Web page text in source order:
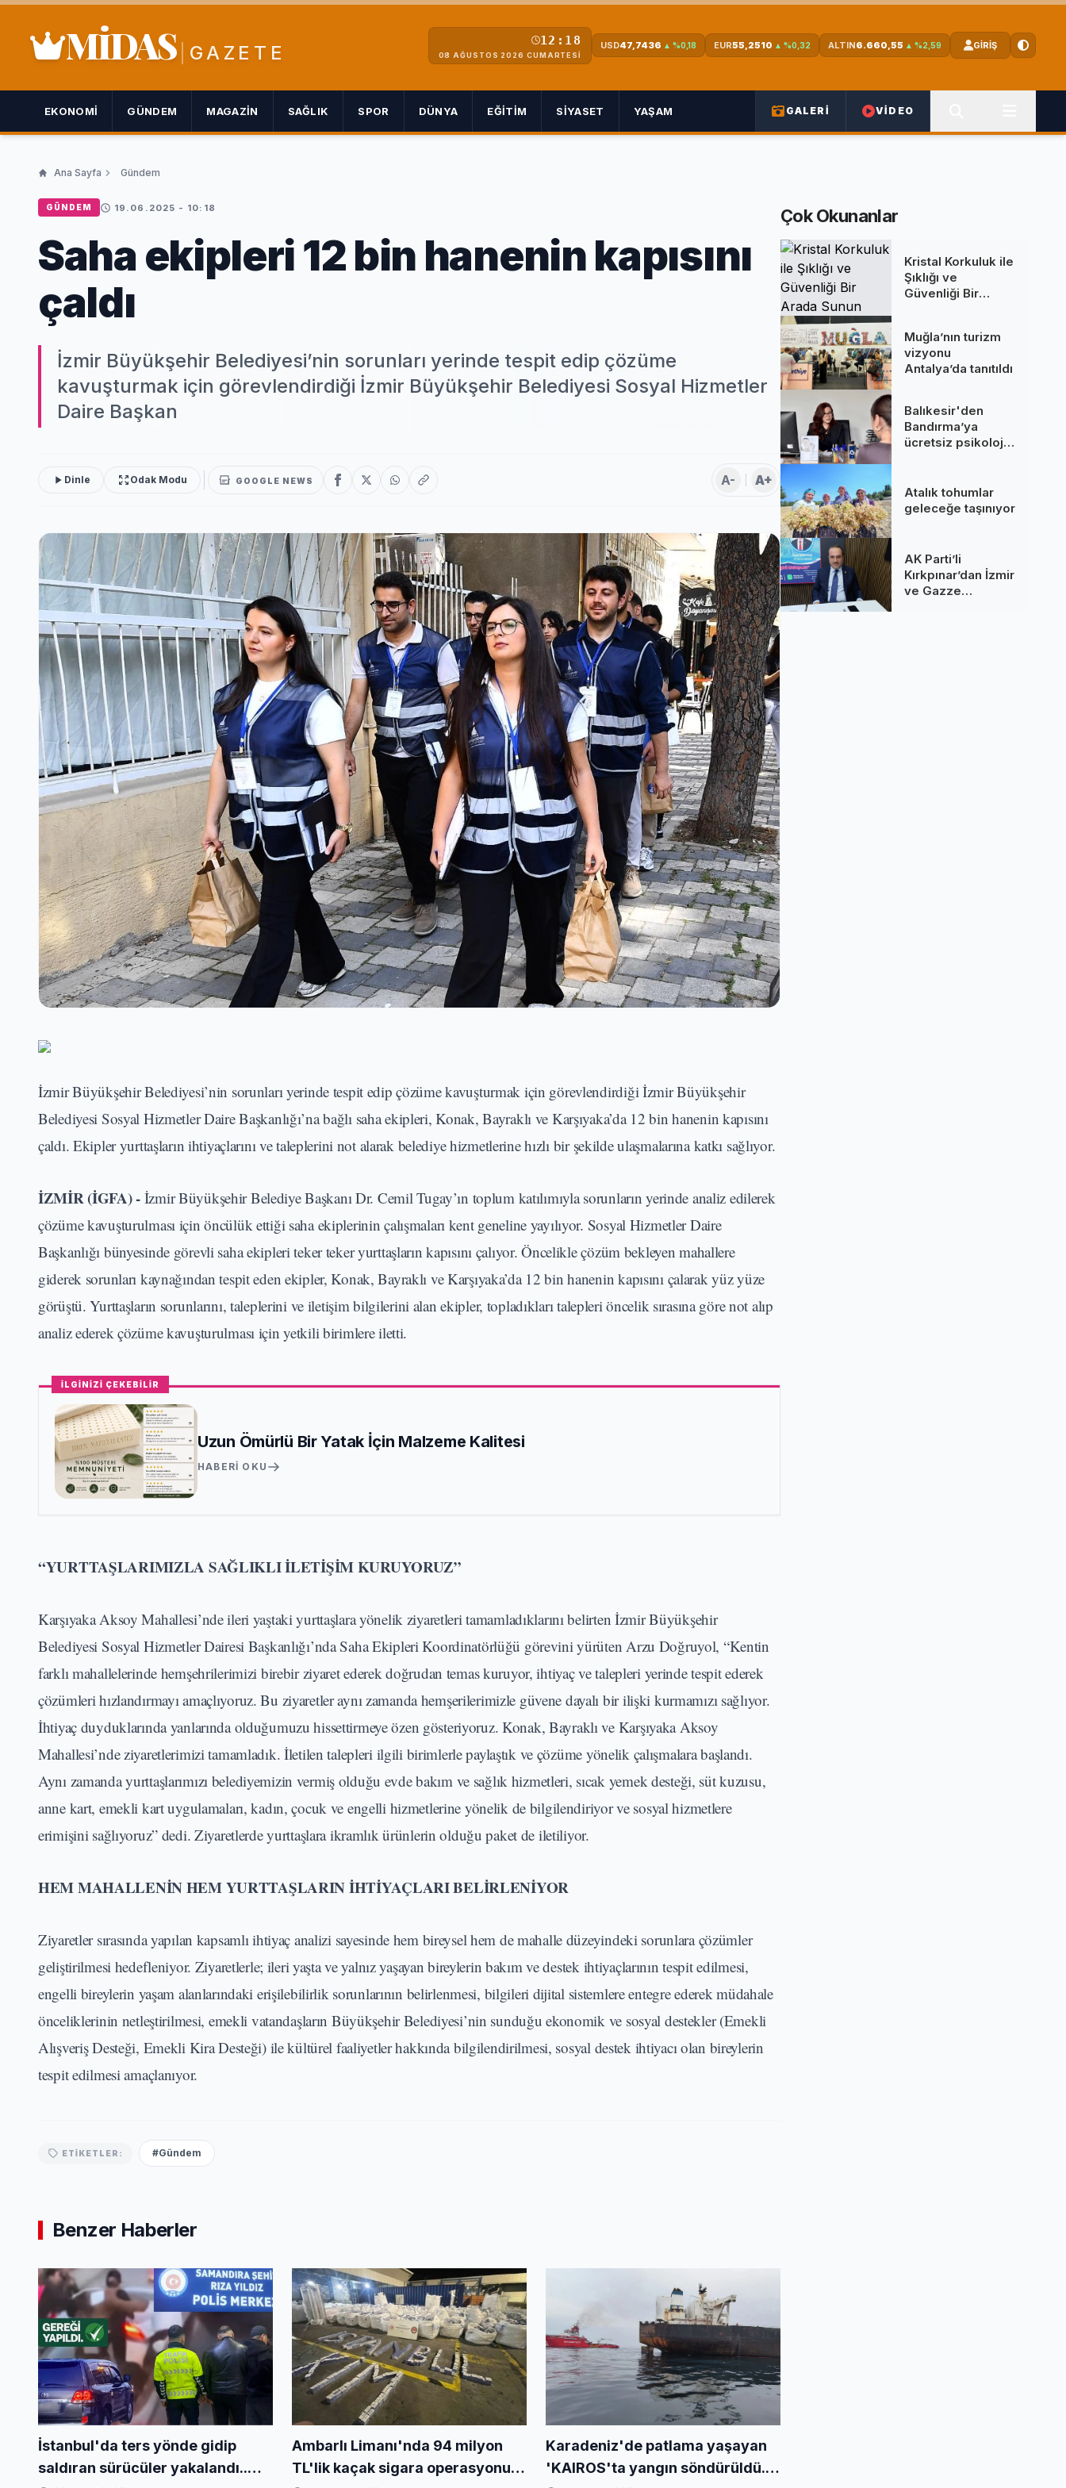
MİDAS GAZETE
12:18
08 AĞUSTOS 2026 CUMARTESI
USD47,7436 ▲ %0,18 EUR55,2510 ▲ %0,32 ALTIN6.660,55 ▲ %2,59 GİRİŞ
EKONOMI GÜNDEM MAGAZIN SAĞLIK SPOR DÜNYA EĞITIM SIYASET YAŞAM GALERİ VİDEO
Ana Sayfa Gündem
GÜNDEM 19.06.2025 - 10:18
Saha ekipleri 12 bin hanenin kapısını
çaldı
İzmir Büyükşehir Belediyesi’nin sorunları yerinde tespit edip çözüme
kavuşturmak için görevlendirdiği İzmir Büyükşehir Belediyesi Sosyal Hizmetler
Daire Başkan
Dinle Odak Modu GOOGLE NEWS A- A+
İzmir Büyükşehir Belediyesi’nin sorunları yerinde tespit edip çözüme kavuşturmak için görevlendirdiği İzmir Büyükşehir
Belediyesi Sosyal Hizmetler Daire Başkanlığı’na bağlı saha ekipleri, Konak, Bayraklı ve Karşıyaka’da 12 bin hanenin kapısını
çaldı. Ekipler yurttaşların ihtiyaçlarını ve taleplerini not alarak belediye hizmetlerine hızlı bir şekilde ulaşmalarına katkı sağlıyor.
İZMİR (İGFA) - İzmir Büyükşehir Belediye Başkanı Dr. Cemil Tugay’ın toplum katılımıyla sorunların yerinde analiz edilerek
çözüme kavuşturulması için öncülük ettiği saha ekiplerinin çalışmaları kent geneline yayılıyor. Sosyal Hizmetler Daire
Başkanlığı bünyesinde görevli saha ekipleri teker teker yurttaşların kapısını çalıyor. Öncelikle çözüm bekleyen mahallere
giderek sorunları kaynağından tespit eden ekipler, Konak, Bayraklı ve Karşıyaka’da 12 bin hanenin kapısını çalarak yüz yüze
görüştü. Yurttaşların sorunlarını, taleplerini ve iletişim bilgilerini alan ekipler, topladıkları talepleri öncelik sırasına göre not alıp
analiz ederek çözüme kavuşturulması için yetkili birimlere iletti.
İLGİNİZİ ÇEKEBİLİR
Uzun Ömürlü Bir Yatak İçin Malzeme Kalitesi
HABERI OKU
“YURTTAŞLARIMIZLA SAĞLIKLI İLETİŞİM KURUYORUZ”
Karşıyaka Aksoy Mahallesi’nde ileri yaştaki yurttaşlara yönelik ziyaretleri tamamladıklarını belirten İzmir Büyükşehir
Belediyesi Sosyal Hizmetler Dairesi Başkanlığı’nda Saha Ekipleri Koordinatörlüğü görevini yürüten Arzu Doğruyol, “Kentin
farklı mahallelerinde hemşehrilerimizi birebir ziyaret ederek doğrudan temas kuruyor, ihtiyaç ve talepleri yerinde tespit ederek
çözümleri hızlandırmayı amaçlıyoruz. Bu ziyaretler aynı zamanda hemşerilerimizle güvene dayalı bir ilişki kurmamızı sağlıyor.
İhtiyaç duyduklarında yanlarında olduğumuzu hissettirmeye özen gösteriyoruz. Konak, Bayraklı ve Karşıyaka Aksoy
Mahallesi’nde ziyaretlerimizi tamamladık. İletilen talepleri ilgili birimlerle paylaştık ve çözüme yönelik çalışmalara başlandı.
Aynı zamanda yurttaşlarımızı belediyemizin vermiş olduğu evde bakım ve sağlık hizmetleri, sıcak yemek desteği, süt kuzusu,
anne kart, emekli kart uygulamaları, kadın, çocuk ve engelli hizmetlerine yönelik de bilgilendiriyor ve sosyal hizmetlere
erimişini sağlıyoruz” dedi. Ziyaretlerde yurttaşlara ikramlık ürünlerin olduğu paket de iletiliyor.
HEM MAHALLENİN HEM YURTTAŞLARIN İHTİYAÇLARI BELİRLENİYOR
Ziyaretler sırasında yapılan kapsamlı ihtiyaç analizi sayesinde hem bireysel hem de mahalle düzeyindeki sorunlara çözümler
geliştirilmesi hedefleniyor. Ziyaretlerle; ileri yaşta ve yalnız yaşayan bireylerin bakım ve destek ihtiyaçlarının tespit edilmesi,
engelli bireylerin yaşam alanlarındaki erişilebilirlik sorunlarının belirlenmesi, bilgileri dijital sistemlere entegre ederek müdahale
önceliklerinin netleştirilmesi, emekli vatandaşların Büyükşehir Belediyesi’nin sunduğu ekonomik ve sosyal destekler (Emekli
Alışveriş Desteği, Emekli Kira Desteği) ile kültürel faaliyetler hakkında bilgilendirilmesi, sosyal destek ihtiyacı olan bireylerin
tespit edilmesi amaçlanıyor.
ETIKETLER: #Gündem
Benzer Haberler
İstanbul'da ters yönde gidip
saldıran sürücüler yakalandı..
Ambarlı Limanı'nda 94 milyon
TL'lik kaçak sigara operasyonu...
Karadeniz'de patlama yaşayan
'KAIROS'ta yangın söndürüldü...
Çok Okunanlar
Kristal Korkuluk ile
Şıklığı ve
Güvenliği Bir
Muğla’nın turizm
vizyonu
Antalya’da tanıtıldı
Balıkesir'den
Bandırma’ya
ücretsiz psikolojik
Atalık tohumlar
geleceğe taşınıyor
AK Parti’li
Kırkpınar’dan İzmir
ve Gazze